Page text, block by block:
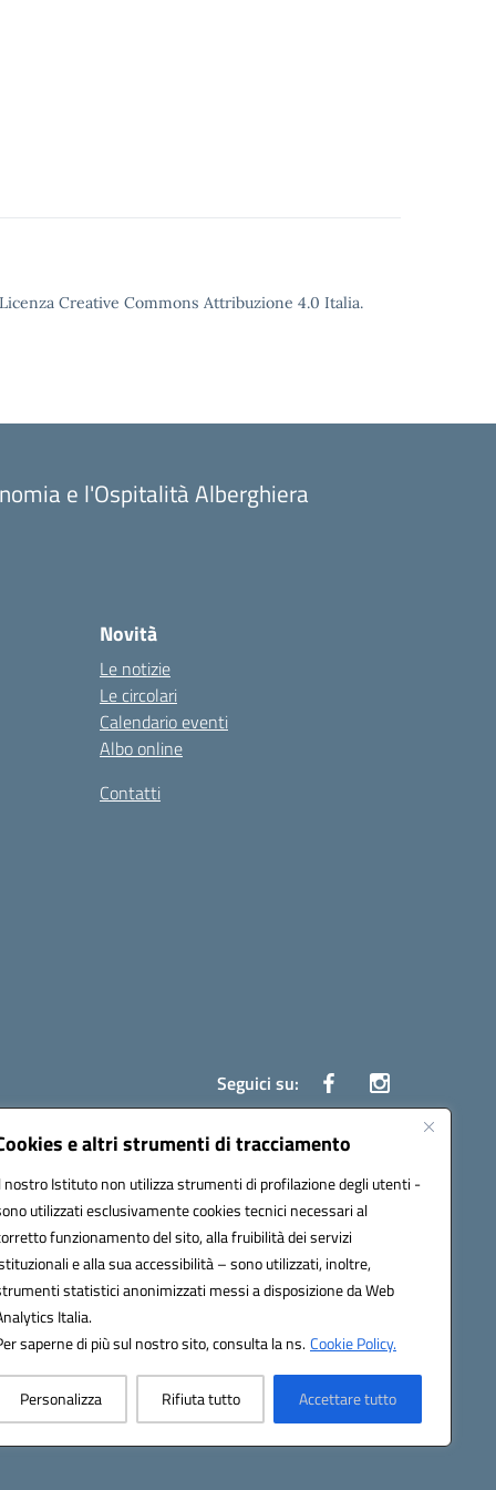
e altri strumenti di tracciamento
nostro Istituto non utilizza strumenti di profilazione degli utenti -
utilizzati esclusivamente cookies tecnici necessari al
funzionamento del sito, alla fruibilità dei servizi
e alla sua accessibilità – sono utilizzati, inoltre,
statistici anonimizzati messi a disposizione da Web
Italia.
saperne di più sul nostro sito, consulta la ns.Cookie Policy.
Personalizza Rifiuta tutto Accettare tutto
Creative Commons Attribuzione 4.0 Italia.
e l'Ospitalità Alberghiera
Novità
Le notizie
Le circolari
Calendario eventi
Albo online
Contatti
Seguici su:
(PEC):czrh04000q@pec.istruzione.it